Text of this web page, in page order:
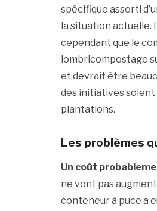
spécifique assorti
la situation actuelle.
cependant que le
lombricompostage
et devrait être
des initiatives soient
plantations.
Les problèmes
Un coût
ne vont pas
conteneur à puce a